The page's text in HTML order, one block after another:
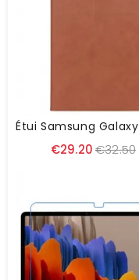
€29.20€32.50